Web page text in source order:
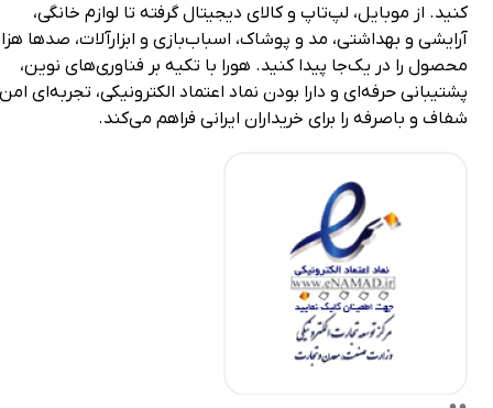
از موبایل، لپ‌تاپ و کالای دیجیتال گرفته تا لوازم خانگی،
و بهداشتی، مد و پوشاک، اسباب‌بازی و ابزارآلات، صدها هزار
را در یک‌جا پیدا کنید. هورا با تکیه بر فناوری‌های نوین،
حرفه‌ای و دارا بودن نماد اعتماد الکترونیکی، تجربه‌ای امن،
و باصرفه را برای خریداران ایرانی فراهم می‌کند.